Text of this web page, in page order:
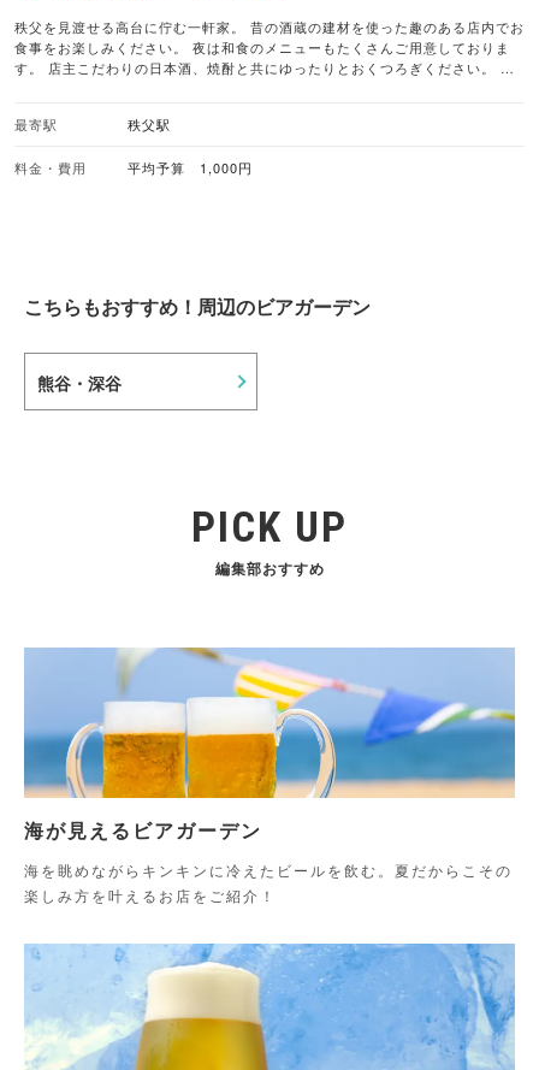
秩父を見渡せる高台に佇む一軒家。 昔の酒蔵の建材を使った趣のある店内でお
食事をお楽しみください。 夜は和食のメニューもたくさんご用意しておりま
す。 店主こだわりの日本酒、焼酎と共にゆったりとおくつろぎください。 秩
製の味噌に漬けた「豚みそ丼」 味噌漬けにした豚肉を豚カツに「みそ漬け豚カ
もお電話にて受け付けております。4箱（4800円）〜
最寄駅 秩父駅
料金・費用 平均予算 1,000円
こちらもおすすめ！周辺のビアガーデン
熊谷・深谷
PICK UP
編集部おすすめ
海が見えるビアガーデン
海を眺めながらキンキンに冷えたビールを飲む。夏だからこその
楽しみ方を叶えるお店をご紹介！